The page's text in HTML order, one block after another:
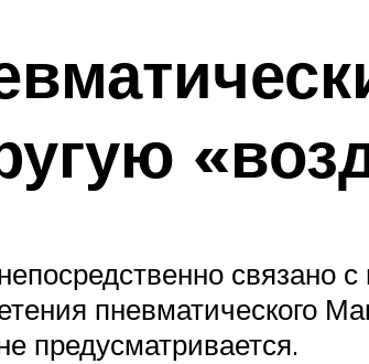
связано
пневматического
предусматривается.